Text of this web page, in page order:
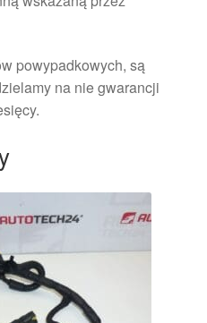
powypadkowych, są
na nie gwarancji